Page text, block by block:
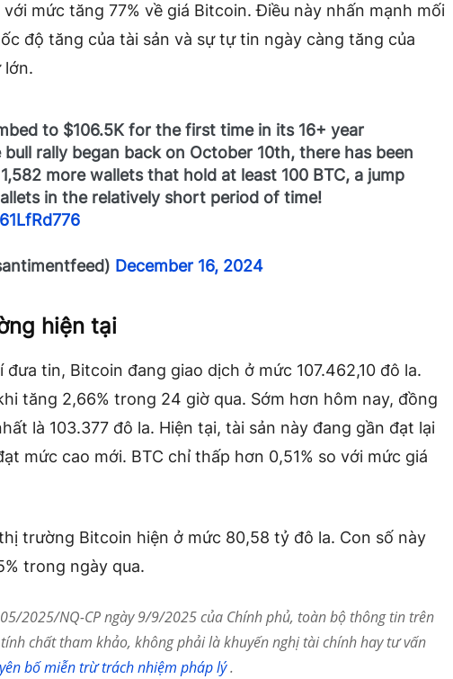
mức tăng 77% về giá Bitcoin. Điều này nhấn mạnh mối
độ tăng của tài sản và sự tự tin ngày càng tăng của
lớn.
to $106.5K for the first time in its 16+ year
bull rally began back on October 10th, there has been
more wallets that hold at least 100 BTC, a jump
in the relatively short period of time!
December 16, 2024
hiện tại
tin, Bitcoin đang giao dịch ở mức 107.462,10 đô la.
tăng 2,66% trong 24 giờ qua. Sớm hơn hôm nay, đồng
là 103.377 đô la. Hiện tại, tài sản này đang gần đạt lại
mức cao mới. BTC chỉ thấp hơn 0,51% so với mức giá
trường Bitcoin hiện ở mức 80,58 tỷ đô la. Con số này
trong ngày qua.
2025/NQ-CP ngày 9/9/2025 của Chính phủ, toàn bộ thông tin trên
chất tham khảo, không phải là khuyến nghị tài chính hay tư vấn
bố miễn trừ trách nhiệm pháp lý.